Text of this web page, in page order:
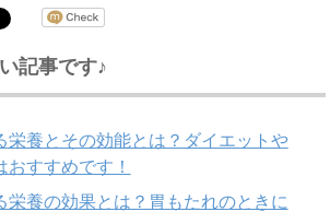
記事です♪
栄養とその効能とは？ダイエットや
すすめです！
栄養の効果とは？胃もたれのときに